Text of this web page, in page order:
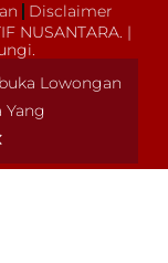
Disclaimer
NUSANTARA. |
Lowongan
Yang